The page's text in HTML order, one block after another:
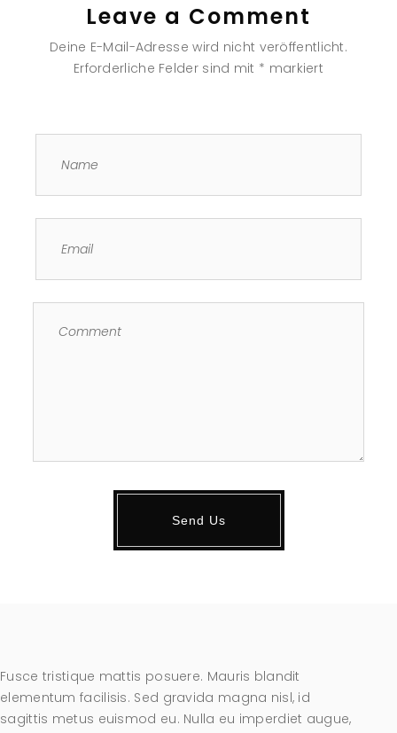
Leave a Comment
Deine E-Mail-Adresse wird nicht veröffentlicht.
Erforderliche Felder sind mit * markiert
Fusce tristique mattis posuere. Mauris blandit
elementum facilisis. Sed gravida magna nisl, id
sagittis metus euismod eu. Nulla eu imperdiet augue,